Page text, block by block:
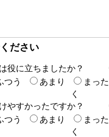
ださい
役に立ちましたか？
つう あまり
まった
く
やすかったですか？
つう あまり
まった
く